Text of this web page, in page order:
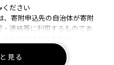
ださい
寄附申込先の自治体が寄附
連絡等に利用するものであ
を行うため「申込者情報」
連携して実施する株式会社
見る